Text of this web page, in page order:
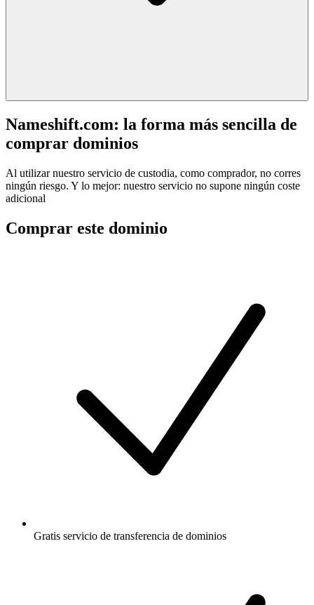
Nameshift.com: la forma más sencilla de
comprar dominios
Al utilizar nuestro servicio de custodia, como comprador, no corres
ningún riesgo. Y lo mejor: nuestro servicio no supone ningún coste
adicional
Comprar este dominio
Gratis servicio de transferencia de dominios